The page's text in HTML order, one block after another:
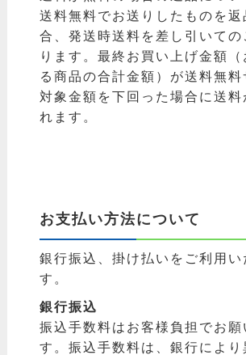
送料無料でお送りしたものを返
合、発送時送料を差し引いての
ります。最終お買い上げ金額（
る商品の合計金額）が送料無料
対象金額を下回った場合に送料
れます。
お支払い方法について
銀行振込、掛け払いをご利用い
す。
銀行振込
振込手数料はお客様負担でお願
す。振込手数料は、銀行により